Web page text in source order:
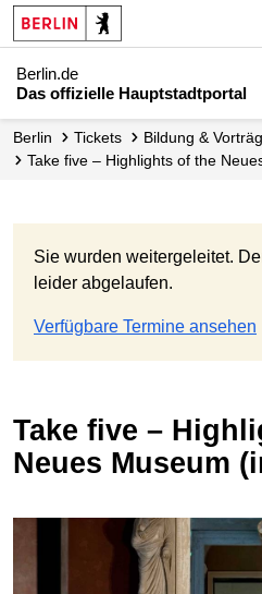
Berlin.de
Das offizielle Hauptstadtportal
Berlin Tickets
Bildung &
Take five – Highlights of the
Sie wurden weitergeleitet.
leider abgelaufen.
Verfügbare Termine ansehen
Take five – Highlights of the
Neues Museum